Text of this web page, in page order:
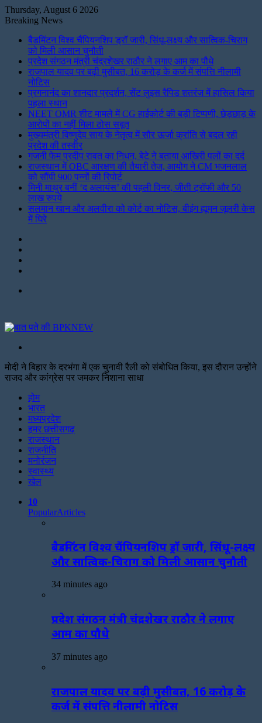
Thursday, August 6 2026
Breaking News
बैडमिंटन विश्व चैंपियनशिप ड्रॉ जारी, सिंधू-लक्ष्य और सात्विक-चिराग
को मिली आसान चुनौती
प्रदेश संगठन मंत्री चंद्रशेखर राठौर ने लगाए आम का पौधे
राजपाल यादव पर बढ़ी मुसीबत, 16 करोड़ के कर्ज में संपत्ति नीलामी
नोटिस
प्रगनानंद का शानदार प्रदर्शन, सेंट लुइस रैपिड शतरंज में हासिल किया
पहला स्थान
NEET OMR शीट मामले में CG हाईकोर्ट की बड़ी टिप्पणी, छेड़छाड़ के
आरोपों का नहीं मिला ठोस सबूत
मुख्यमंत्री विष्णुदेव साय के नेतृत्व में सौर ऊर्जा क्रांति से बदल रही
प्रदेश की तस्वीर
गजनी फेम प्रदीप रावत का निधन, बेटे ने बताया आखिरी पलों का दर्द
राजस्थान में OBC आरक्षण की तैयारी तेज, आयोग ने CM भजनलाल
को सौंपी 900 पन्नों की रिपोर्ट
मिनी माथुर बनीं ‘द अलायंस’ की पहली विनर, जीती ट्रॉफी और 50
लाख रुपये
सलमान खान और अलवीरा को कोर्ट का नोटिस, बीइंग ह्यूमन जूलरी केस
में घिरे
मोदी ने बिहार के दरभंगा में एक चुनावी रैली को संबोधित किया, इस दौरान उन्होंने
राजद और कांग्रेस पर जमकर निशाना साधा
होम
भारत
मध्यप्रदेश
हमर छत्तीसगढ़
राजस्थान
राजनीति
मनोरंजन
स्वास्थ्य
खेल
10
PopularArticles
बैडमिंटन विश्व चैंपियनशिप ड्रॉ जारी, सिंधू-लक्ष्य
और सात्विक-चिराग को मिली आसान चुनौती
34 minutes ago
प्रदेश संगठन मंत्री चंद्रशेखर राठौर ने लगाए
आम का पौधे
37 minutes ago
राजपाल यादव पर बढ़ी मुसीबत, 16 करोड़ के
कर्ज में संपत्ति नीलामी नोटिस